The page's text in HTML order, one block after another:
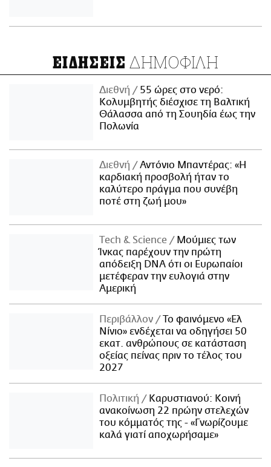
ΕΙΔΗΣΕΙΣ ΔΗΜΟΦΙΛΗ
Διεθνή
55 ώρες στο νερό:
Κολυμβητής διέσχισε τη Βαλτική
Θάλασσα από τη Σουηδία έως την
Πολωνία
Διεθνή
Αντόνιο Μπαντέρας: «Η
καρδιακή προσβολή ήταν το
καλύτερο πράγμα που συνέβη
ποτέ στη ζωή μου»
Τech & Science
Μούμιες των
Ίνκας παρέχουν την πρώτη
απόδειξη DNA ότι οι Ευρωπαίοι
μετέφεραν την ευλογιά στην
Αμερική
Περιβάλλον
Το φαινόμενο «Ελ
Νίνιο» ενδέχεται να οδηγήσει 50
εκατ. ανθρώπους σε κατάσταση
οξείας πείνας πριν το τέλος του
2027
Πολιτική
Καρυστιανού: Κοινή
ανακοίνωση 22 πρώην στελεχών
του κόμματός της - «Γνωρίζουμε
καλά γιατί αποχωρήσαμε»